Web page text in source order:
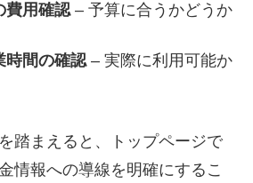
ービス一覧
費用確認– 予算に合うかどうか
時間の確認– 実際に利用可能か
踏まえると、トップページで
情報への導線を明確にするこ